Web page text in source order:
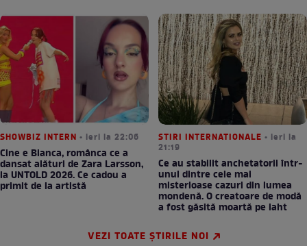
SHOWBIZ INTERN • ieri la 22:06
Cine e Bianca, românca ce a
dansat alături de Zara Larsson,
la UNTOLD 2026. Ce cadou a
primit de la artistă
STIRI INTERNATIONALE • ieri la
21:19
Ce au stabilit anchetatorii într-
unul dintre cele mai
misterioase cazuri din lumea
mondenă. O creatoare de modă
a fost găsită moartă pe iaht
VEZI TOATE ȘTIRILE NOI